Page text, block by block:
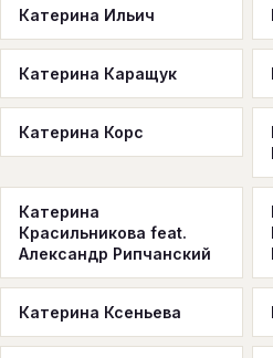
Катерина Ильич
Катерина Каращук
Катерина Корс
Катерина
Красильникова feat.
Александр Рипчанский
Катерина Ксеньева